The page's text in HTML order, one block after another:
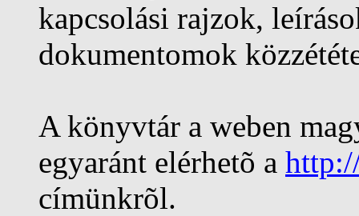
kapcsolási rajzok,
dokumentomok
A könyvtár a weben
egyaránt elérhetõ a
címünkrõl.